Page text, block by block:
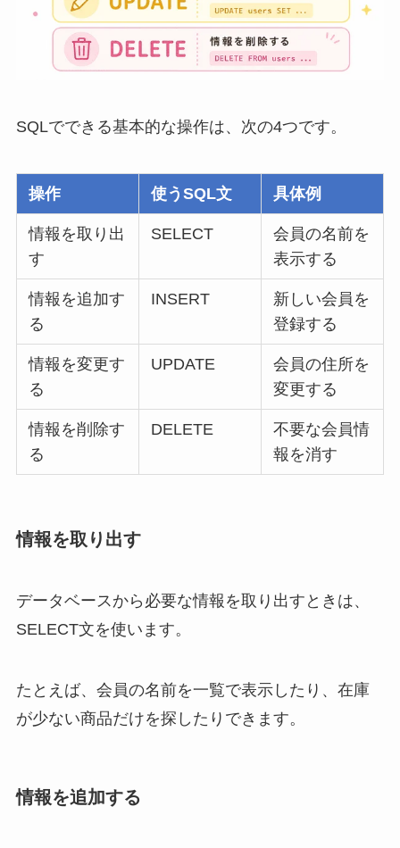
SQLでできる基本的な操作は、次の4つです。
操作 使うSQL文 具体例
情報を取り出
す
SELECT
会員の名前を
表示する
情報を追加す
る
INSERT
新しい会員を
登録する
情報を変更す
る
UPDATE
会員の住所を
変更する
情報を削除す
る
DELETE
不要な会員情
報を消す
情報を取り出す
データベースから必要な情報を取り出すときは、
SELECT文を使います。
たとえば、会員の名前を一覧で表示したり、在庫
が少ない商品だけを探したりできます。
情報を追加する